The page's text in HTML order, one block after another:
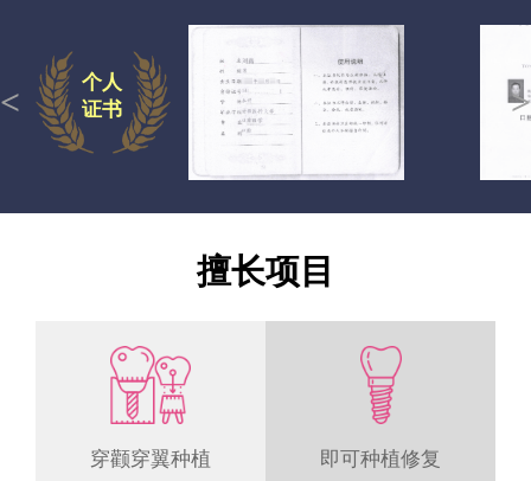
个人
证书
< >
擅长项目
穿颧穿翼种植 即可种植修复